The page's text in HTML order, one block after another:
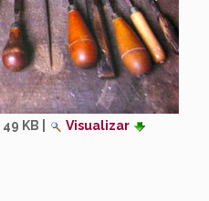
49 KB
Visualizar